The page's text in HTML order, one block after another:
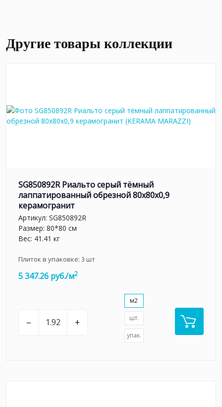
Другие товары коллекции
SG850892R Риальто серый тёмный
лаппатированный обрезной 80x80x0,9
керамогранит
Артикул: SG850892R
Размер: 80*80 см
Вес: 41.41 кг
Плиток в упаковке: 3 шт
5 347.26 руб./м2
– +
м2
шт.
упак.